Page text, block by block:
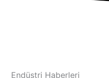
Endüstri Haberleri